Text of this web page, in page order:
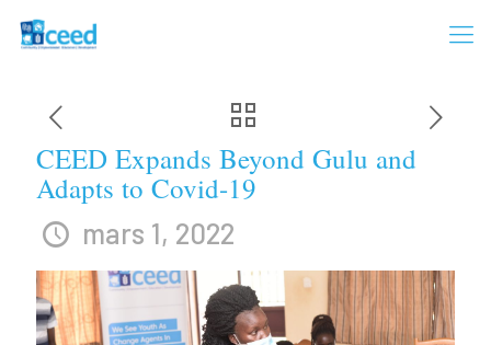
CEED Expands Beyond Gulu and
Adapts to Covid-19
mars 1, 2022